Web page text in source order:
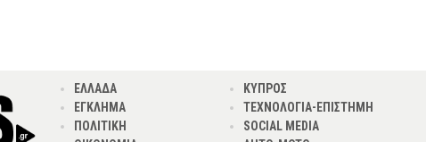
ΕΛΛΑΔΑ
ΕΓΚΛΗΜΑ
ΠΟΛΙΤΙΚΗ
ΚΥΠΡΟΣ
ΤΕΧΝΟΛΟΓΙΑ-ΕΠΙΣΤΗΜΗ
SOCIAL MEDIA